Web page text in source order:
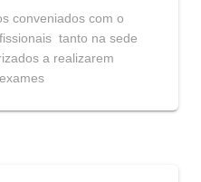
conveniados com o
tanto na sede
a realizarem